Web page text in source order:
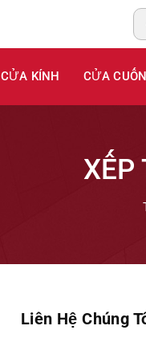
CỬA KÍNH CỬA CUỐN
Liên Hệ Chúng